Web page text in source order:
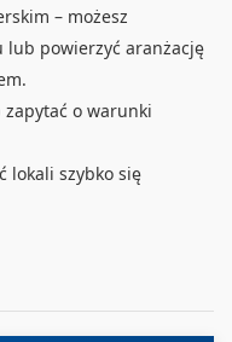
– możesz
lub powierzyć aranżację
zapytać o warunki
lokali szybko się